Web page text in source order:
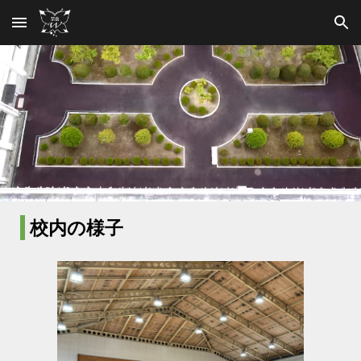
Skip to main content Skip to navigation
校内の様子